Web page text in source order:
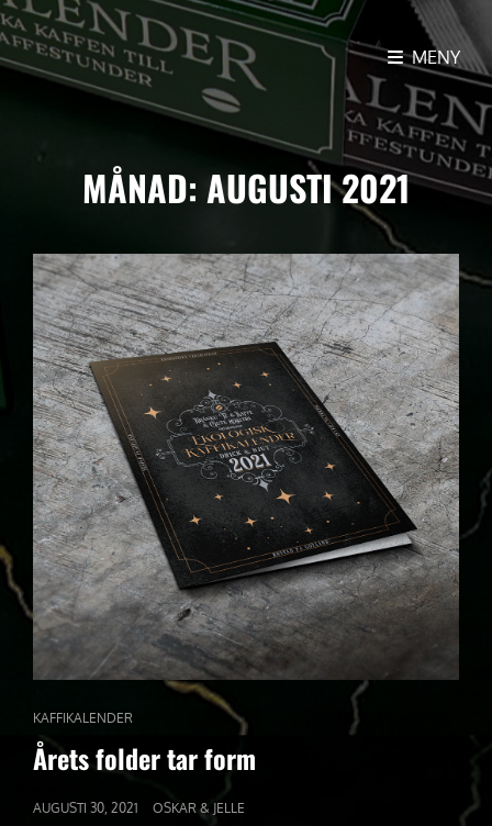
EKOLOGISK KAFFIKALENDER
24 Ekologiska Kaffesorter För 24 Sköna
Kaffestunder
MENY
MÅNAD: AUGUSTI 2021
CAT
LINKS
KAFFIKALENDER
Årets folder tar form
PUBLICERAT
AUGUSTI 30, 2021 OSKAR & JELLE